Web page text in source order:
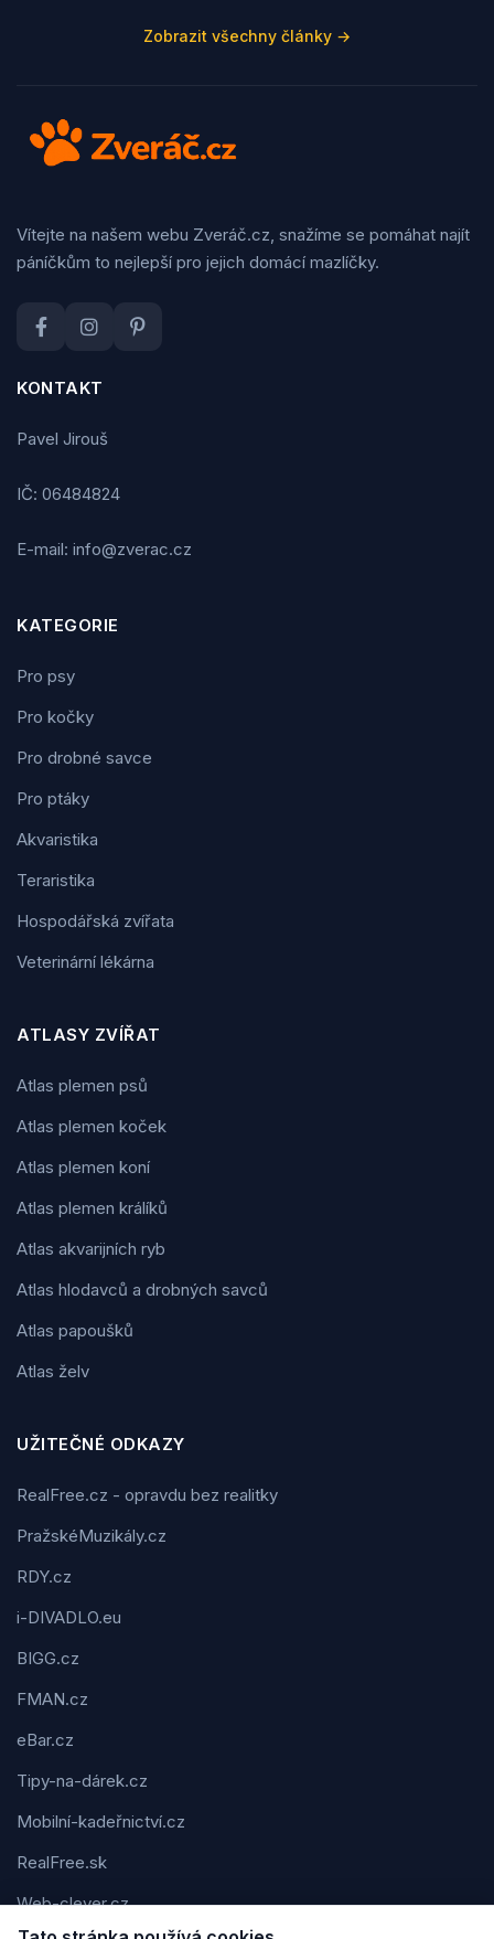
Zobrazit všechny články →
Vítejte na našem webu Zveráč.cz, snažíme se pomáhat najít
páníčkům to nejlepší pro jejich domácí mazlíčky.
KONTAKT
Pavel Jirouš
IČ: 06484824
E-mail: info@zverac.cz
KATEGORIE
Pro psy
Pro kočky
Pro drobné savce
Pro ptáky
Akvaristika
Teraristika
Hospodářská zvířata
Veterinární lékárna
ATLASY ZVÍŘAT
Atlas plemen psů
Atlas plemen koček
Atlas plemen koní
Atlas plemen králíků
Atlas akvarijních ryb
Atlas hlodavců a drobných savců
Atlas papoušků
Atlas želv
UŽITEČNÉ ODKAZY
RealFree.cz - opravdu bez realitky
PražskéMuzikály.cz
RDY.cz
i-DIVADLO.eu
BIGG.cz
FMAN.cz
eBar.cz
Tipy-na-dárek.cz
Mobilní-kadeřnictví.cz
RealFree.sk
Web-clever.cz